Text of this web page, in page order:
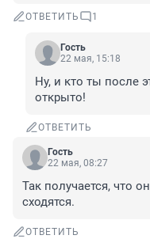
ОТВЕТИТЬ 1
Гость
22 мая, 15:18
Ну, и кто ты после
открыто!
ОТВЕТИТЬ
Гость
22 мая, 08:27
Так получается, что
сходятся.
ОТВЕТИТЬ